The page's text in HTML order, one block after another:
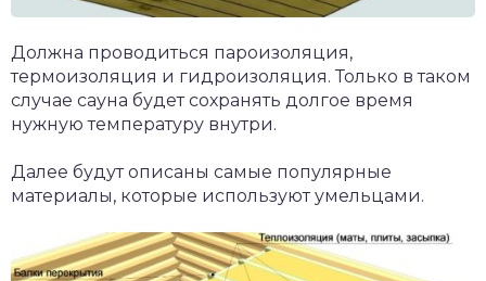
Должна проводиться пароизоляция,
термоизоляция и гидроизоляция. Только в таком
случае сауна будет сохранять долгое время
нужную температуру внутри.
Далее будут описаны самые популярные
материалы, которые используют умельцами.